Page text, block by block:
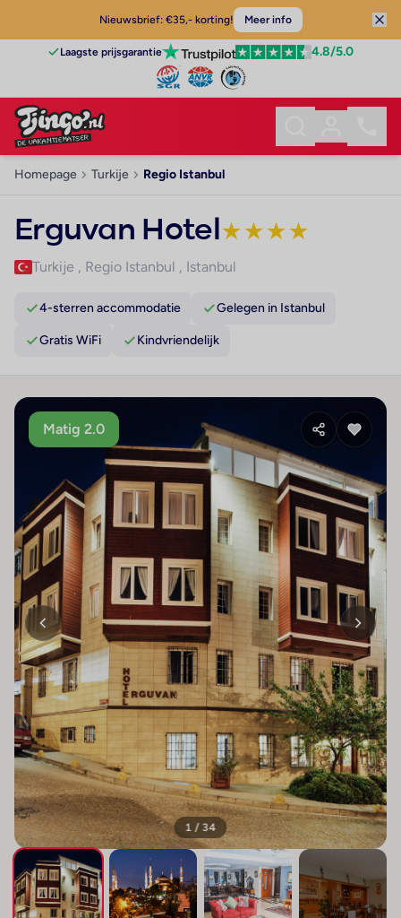
Nieuwsbrief: €35,- korting! Meer info
Laagste prijsgarantie 4.8/5.0
Homepage Turkije Regio Istanbul
Erguvan Hotel★★★★
Turkije , Regio Istanbul , Istanbul
4-sterren accommodatie Gelegen in Istanbul
Gratis WiFi Kindvriendelijk
Matig 2.0
1 / 34